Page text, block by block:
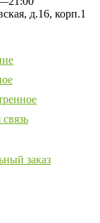
д.16, корп.1
заказ